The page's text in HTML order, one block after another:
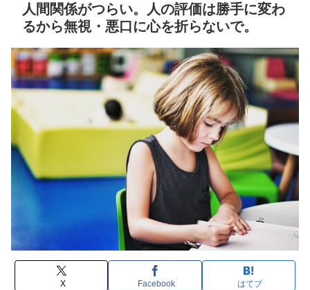
人間関係がつらい。人の評価は勝手に変わ
るから無視・悪口に心を折らないで。
X Facebook はてブ